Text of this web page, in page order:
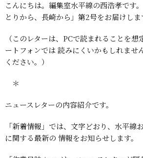
こんにちは。編集室水平線の西浩孝です。
とりから、長崎から」第2号をお届けしま
（このレターは、PCで読まれることを
ートフォンでは読みにくいかもしれませ
ください。）
＊
ニュースレターの内容紹介です。
「新着情報」では、文字どおり、水平線
に関する最新の 情報をお知らせします。